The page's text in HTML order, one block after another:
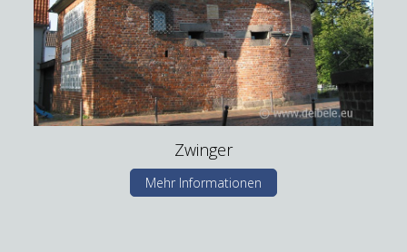
Zwinger
Mehr Informationen